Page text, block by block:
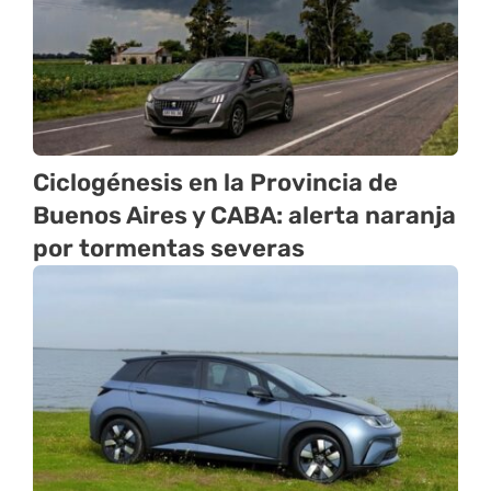
Ciclogénesis en la Provincia de
Buenos Aires y CABA: alerta naranja
por tormentas severas